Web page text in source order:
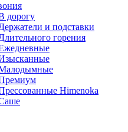
дорогу
и подставки
горения
Himenoka